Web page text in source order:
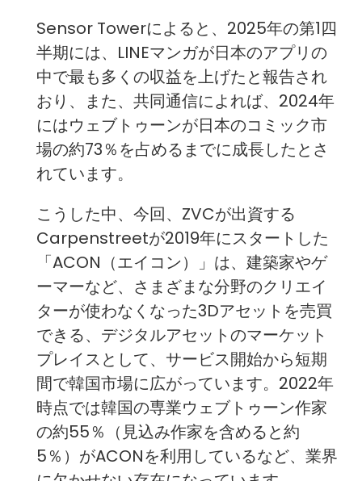
Sensor Towerによると、2025年の第1四
半期には、LINEマンガが日本のアプリの
中で最も多くの収益を上げたと報告され
おり、また、共同通信によれば、2024年
にはウェブトゥーンが日本のコミック市
場の約73％を占めるまでに成長したとさ
れています。
こうした中、今回、ZVCが出資する
Carpenstreetが2019年にスタートした
「ACON（エイコン）」は、建築家やゲ
ーマーなど、さまざまな分野のクリエイ
ターが使わなくなった3Dアセットを売買
できる、デジタルアセットのマーケット
プレイスとして、サービス開始から短期
間で韓国市場に広がっています。2022年
時点では韓国の専業ウェブトゥーン作家
の約55％（見込み作家を含めると約
5％）がACONを利用しているなど、業界